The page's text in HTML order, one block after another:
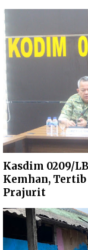
Kasdim 0209/
Kemhan,
Prajurit